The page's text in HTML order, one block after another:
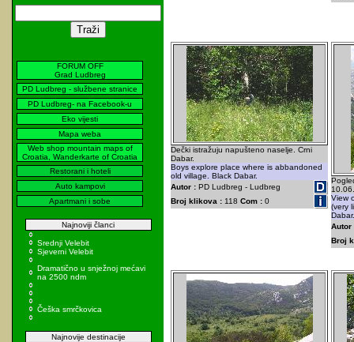
FORUM OFF
Grad Ludbreg
PD Ludbreg - službene stranice
PD Ludbreg- na Facebook-u
Eko vijesti
Mapa weba
Web shop mountain maps of
Croatia, Wanderkarte of Croatia
Restorani i hoteli
Auto kampovi
Apartmani i sobe
Najnoviji članci
Srednji Velebit
Sjeverni Velebit
Dramatično u snježnoj mećavi
na 2500 ndm
Češka smrčkovica
Najnovije destinacije
Dečki istražuju napušteno naselje. Crni
Dabar.
Boys explore place where is abbandoned
old village. Black Dabar.
Autor : PD Ludbreg - Ludbreg
Broj klikova : 118 Com : 0
View
(very
Dabar.
Autor
Broj